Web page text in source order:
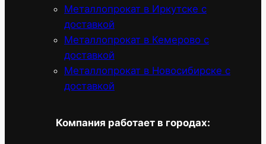
Металлопрокат в Иркутске с
доставкой
Металлопрокат в Кемерово с
доставкой
Металлопрокат в Новосибирске с
доставкой
Компания работает в городах: